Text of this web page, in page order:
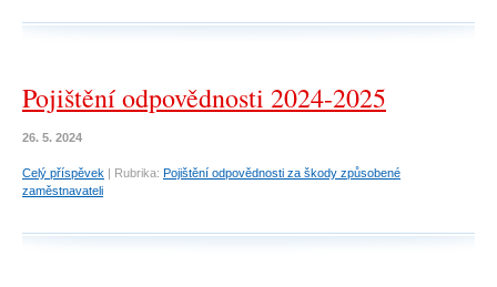
Pojištění odpovědnosti 2024-2025
26. 5. 2024
Celý příspěvek | Rubrika: Pojištění odpovědnosti za škody způsobené
zaměstnavateli